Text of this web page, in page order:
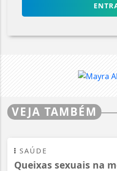
VEJA TAMBÉM
SAÚDE
Queixas sexuais na